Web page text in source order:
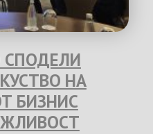
СПОДЕЛИ
НА
БИЗНИС